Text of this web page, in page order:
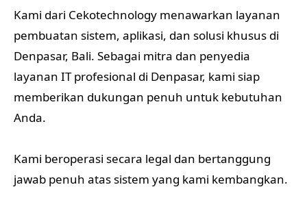
Kami dari Cekotechnology menawarkan layanan
pembuatan sistem, aplikasi, dan solusi khusus di
Denpasar, Bali. Sebagai mitra dan penyedia
layanan IT profesional di Denpasar, kami siap
memberikan dukungan penuh untuk kebutuhan
Anda.
Kami beroperasi secara legal dan bertanggung
jawab penuh atas sistem yang kami kembangkan.